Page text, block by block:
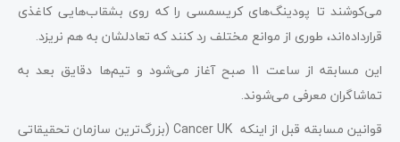
می‌کوشند تا پودینگ‌های کریسمسی را که روی بشقاب‌هایی کاغذی
قرارداده‌اند، طوری از موانع مختلف رد کنند که تعادلشان به هم نریزد.
این مسابقه از ساعت 11 صبح آغاز می‌شود و تیم‌ها دقایق بعد به
تماشاگران معرفی می‌شوند.
قوانین مسابقه قبل از اینکه Cancer UK (بزرگ‌ترین سازمان تحقیقاتی